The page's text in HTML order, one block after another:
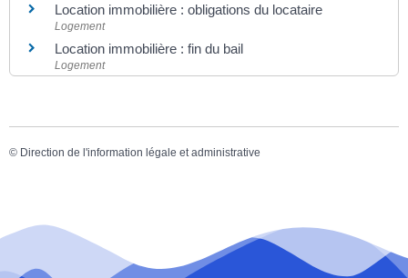
Location immobilière : obligations du locataire
Logement
Location immobilière : fin du bail
Logement
© Direction de l'information légale et administrative